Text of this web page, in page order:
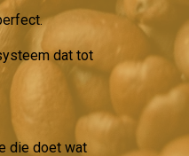
dat tot
die doet wat